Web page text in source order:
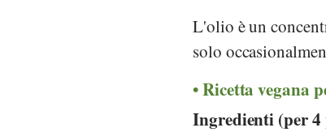
L'olio è un
solo
Ricetta vegana
Ingredienti (per 4